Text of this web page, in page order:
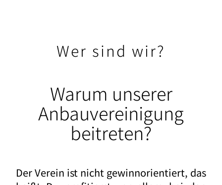
Wer sind wir?
Warum unserer
Anbauvereinigung
beitreten?
Der Verein ist nicht gewinnorientiert, das